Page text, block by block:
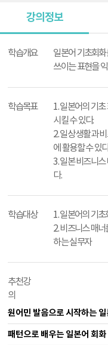
강의정보
학습개요
일본어 기초회
쓰이는 표현을
학습목표
1. 일본어의 기
시킬 수 있다.
2. 일상 생활과
에 활용할 수 있
3. 일본 비즈니
다.
학습대상
1. 일본어의 기
2. 비즈니스 매
하는 실무자
추천강
의
원어민 발음으로 시작하는
패턴으로 배우는 일본어 회화